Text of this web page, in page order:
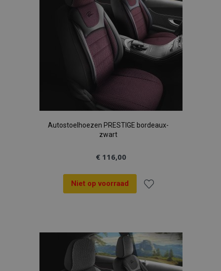
Autostoelhoezen PRESTIGE bordeaux-
zwart
€ 116,00
Niet op voorraad
aan
verlanglijst